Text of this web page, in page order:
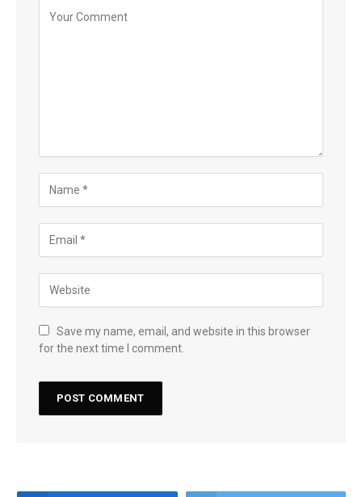
Save my name, email, and website in this browser
for the next time I comment.